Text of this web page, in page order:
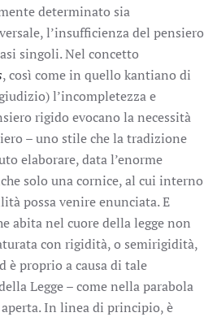
determinato sia
l’insufficienza del pensiero
singoli. Nel concetto
, così come in quello kantiano di
l’incompletezza e
rigido evocano la necessità
– uno stile che la tradizione
elaborare, data l’enorme
solo una cornice, al cui interno
possa venire enunciata. E
abita nel cuore della legge non
con rigidità, o semirigidità,
è proprio a causa di tale
Legge – come nella parabola
aperta. In linea di principio, è